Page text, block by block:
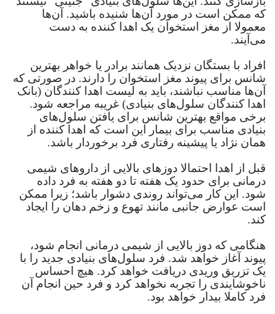
که ممکن است در مورد آن‌ها شنیده باشید. آن‌ها
معمولا از مغز استخوان یک اهدا کننده به دست
می‌آیند.
افراد با بستگان نزدیک همانند برادر یا خواهر بهترین
شانس برای پیوند مغز استخوان را دارند. در صورتی که
آن‌ها مناسب نباشند، باید به لیست اهدا کنندگان (بانک
اهدا کنندگان سلول‌های بنیادی) غریبه مراجعه شود.
برخی مواقع بهترین شانس برای یافتن سلول‌های
بنیادی مناسب برای بیمار این است که اهدا کننده از
همان نژاد یا پیشینه رفتاری فرد برخوردار باشد.
قبل از اهدا احتمالا دوز‌های بالایی از دارو‌های شیمی
درمانی برای حدود یک هفته تا دو هفته به فرد داده
شود. این کار می‌تواند روندی دشوار باشد؛ زیرا ممکن
است عوارض جانبی مانند تهوع و زخم دهان را ایجاد
کند.
هنگامی که دوز بالایی از شیمی درمانی انجام شود،
پیوند آغاز خواهد شد. فرد سلول‌های بنیادی جدید را با
یک تزریق وریدی دریافت خواهد کرد. هیچ احساس
ناخوشایندی را تجربه نخواهد کرد و فرد حین انجام آن
فرد کاملا بیدار خواهد بود.